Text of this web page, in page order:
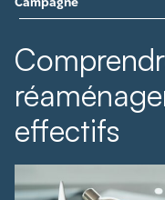
effectifs